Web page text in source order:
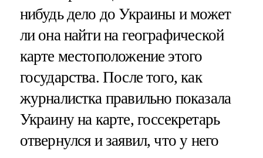
нибудь дело до Украины и может
ли она найти на географической
карте местоположение этого
государства. После того, как
журналистка правильно показала
Украину на карте, госсекретарь
отвернулся и заявил, что у него